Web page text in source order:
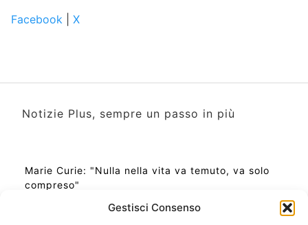
Gestisci Consenso
Facebook
X
Notizie Plus, sempre un passo in più
Marie Curie: "Nulla nella vita va temuto, va solo
compreso"